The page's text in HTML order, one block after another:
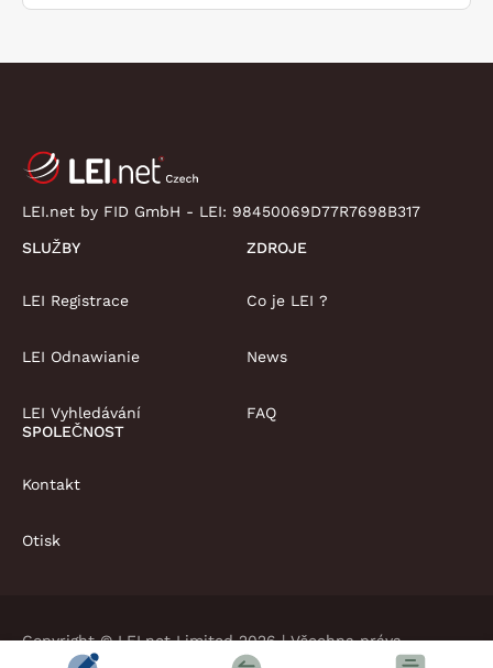
LEI.net by FID GmbH - LEI: 98450069D77R7698B317
SLUŽBY
LEI Registrace
LEI Odnawianie
LEI Vyhledávání
ZDROJE
Co je LEI ?
News
FAQ
SPOLEČNOST
Kontakt
Otisk
Copyright © LEI.net Limited 2026 | Všechna práva
vyhrazena